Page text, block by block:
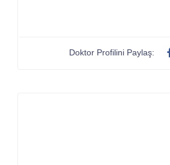
Doktor Profilini Paylaş: